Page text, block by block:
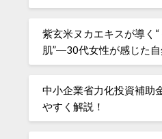
紫玄米ヌカエキスが導く
肌”―30代女性が感じた
中小企業省力化投資補助
やすく解説！